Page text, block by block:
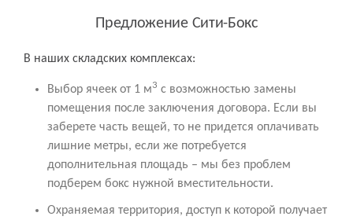
Предложение Сити-Бокс
В наших складских комплексах:
Выбор ячеек от 1 м3 с возможностью замены
помещения после заключения договора. Если вы
заберете часть вещей, то не придется оплачивать
лишние метры, если же потребуется
дополнительная площадь – мы без проблем
подберем бокс нужной вместительности.
Охраняемая территория, доступ к которой получает